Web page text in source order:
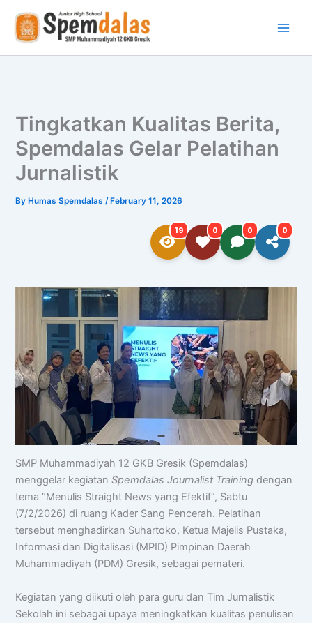
content
Tingkatkan Kualitas Berita,
Spemdalas Gelar Pelatihan
Jurnalistik
By Humas Spemdalas/ February 11, 2026
19 0 0 0
SMP Muhammadiyah 12 GKB Gresik (Spemdalas)
menggelar kegiatanSpemdalas Journalist Training dengan
tema “Menulis Straight News yang Efektif”, Sabtu
(7/2/2026) di ruang Kader Sang Pencerah. Pelatihan
tersebut menghadirkan Suhartoko, Ketua Majelis Pustaka,
Informasi dan Digitalisasi (MPID) Pimpinan Daerah
Muhammadiyah (PDM) Gresik, sebagai pemateri.
Kegiatan yang diikuti oleh para guru dan Tim Jurnalistik
Sekolah ini sebagai upaya meningkatkan kualitas penulisan